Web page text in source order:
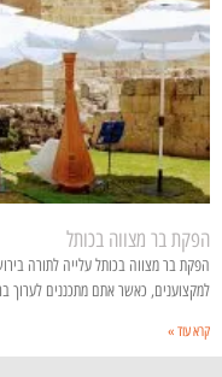
הפקת בר מצווה בכותל
הפקת בר מצווה בכותל עלייה לתורה
למקצוענים, כאשר אתם מתכננים לערוך
קרא עוד »